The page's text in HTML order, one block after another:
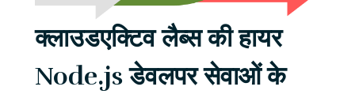
क्लाउडएक्टिव लैब्स की हायर
Node.js डेवलपर सेवाओं के